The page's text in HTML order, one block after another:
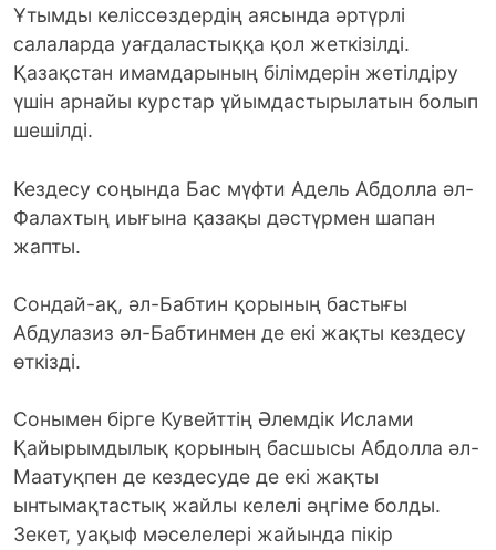
Ұтымды келіссөздердің аясында әртүрлі
салаларда уағдаластыққа қол жеткізілді.
Қазақстан имамдарының білімдерін жетілдіру
үшін арнайы курстар ұйымдастырылатын болып
шешілді.
Кездесу соңында Бас мүфти Адель Абдолла әл-
Фалахтың иығына қазақы дәстүрмен шапан
жапты.
Сондай-ақ, әл-Бабтин қорының бастығы
Абдулазиз әл-Бабтинмен де екі жақты кездесу
өткізді.
Сонымен бірге Кувейттің Әлемдік Ислами
Қайырымдылық қорының басшысы Абдолла әл-
Маатуқпен де кездесуде де екі жақты
ынтымақтастық жайлы келелі әңгіме болды.
Зекет, уақыф мәселелері жайында пікір